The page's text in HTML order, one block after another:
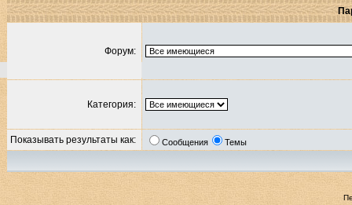
Форум:
Категория:
Показывать результаты как: Сообщения Темы